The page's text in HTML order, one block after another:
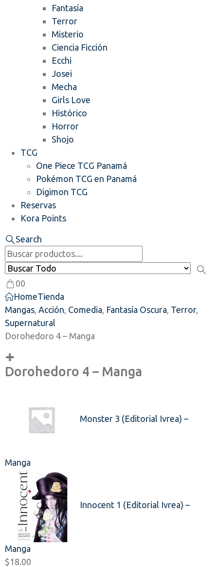
Fantasía
Terror
Misterio
Ciencia Ficción
Ecchi
Josei
Mecha
Girls Love
Histórico
Horror
Shojo
TCG
One Piece TCG Panamá
Pokémon TCG en Panamá
Digimon TCG
Reservas
Kora Points
Search
00
HomeTienda
Mangas, Acción, Comedia, Fantasía Oscura, Terror,
Supernatural
Dorohedoro 4 – Manga
Dorohedoro 4 – Manga
Monster 3 (Editorial Ivrea) –
Manga
Innocent 1 (Editorial Ivrea) –
Manga
$18.00